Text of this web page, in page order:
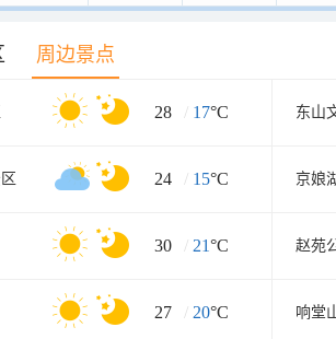
周边景点
28 / 17°C 东山
24 / 15°C 京娘
30 / 21°C 赵苑
27 / 20°C 响堂